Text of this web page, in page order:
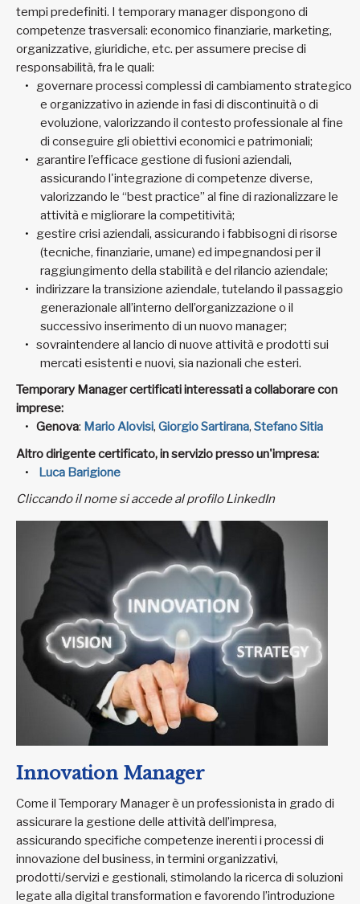
tempi predefiniti. I temporary manager dispongono di
competenze trasversali: economico finanziarie, marketing,
organizzative, giuridiche, etc. per assumere precise di
responsabilità, fra le quali:
governare processi complessi di cambiamento strategico
e organizzativo in aziende in fasi di discontinuità o di
evoluzione, valorizzando il contesto professionale al fine
di conseguire gli obiettivi economici e patrimoniali;
garantire l’efficace gestione di fusioni aziendali,
assicurando l'integrazione di competenze diverse,
valorizzando le “best practice” al fine di razionalizzare le
attività e migliorare la competitività;
gestire crisi aziendali, assicurando i fabbisogni di risorse
(tecniche, finanziarie, umane) ed impegnandosi per il
raggiungimento della stabilità e del rilancio aziendale;
indirizzare la transizione aziendale, tutelando il passaggio
generazionale all’interno dell’organizzazione o il
successivo inserimento di un nuovo manager;
sovraintendere al lancio di nuove attività e prodotti sui
mercati esistenti e nuovi, sia nazionali che esteri.
Temporary Manager certificati interessati a collaborare con
imprese:
Genova: Mario Alovisi, Giorgio Sartirana, Stefano Sitia
Altro dirigente certificato, in servizio presso un'impresa:
Luca Barigione
Cliccando il nome si accede al profilo LinkedIn
Innovation Manager
Come il Temporary Manager è un professionista in grado di
assicurare la gestione delle attività dell’impresa,
assicurando specifiche competenze inerenti i processi di
innovazione del business, in termini organizzativi,
prodotti/servizi e gestionali, stimolando la ricerca di soluzioni
legate alla digital transformation e favorendo l’introduzione